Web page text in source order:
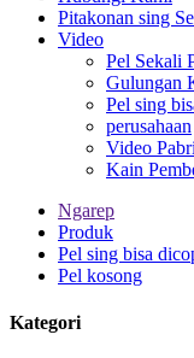
Pitakonan sing
Video
Pel Sekali
Gulungan
Pel sing
perusahaan
Video
Kain
Ngarep
Produk
Pel sing bisa
Pel kosong
Kategori